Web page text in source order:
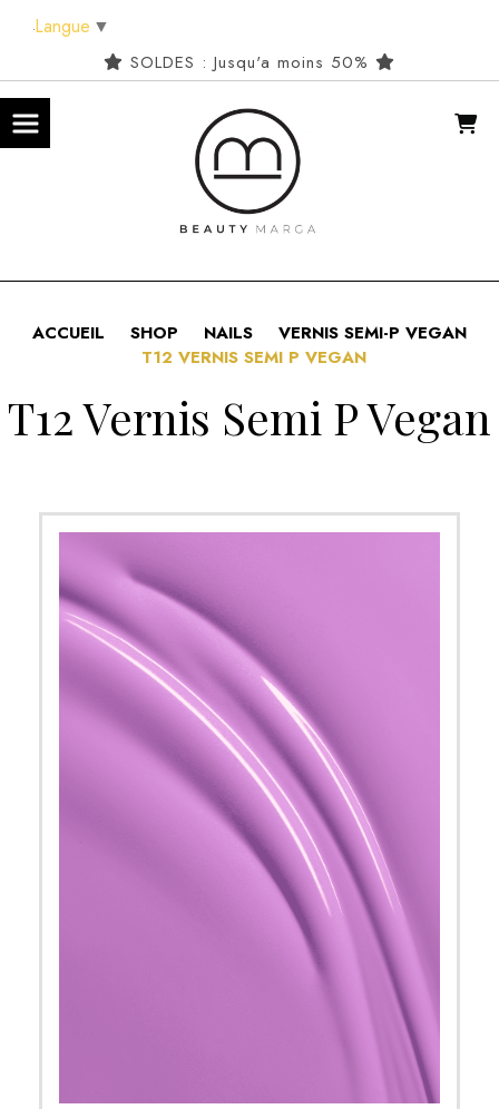
SOLDES : Jusqu'a moins 50%
ACCUEIL SHOP NAILS
VERNIS SEMI-P VEGAN
T12 VERNIS SEMI P VEGAN
T12 Vernis Semi P Vegan
Langue ▼